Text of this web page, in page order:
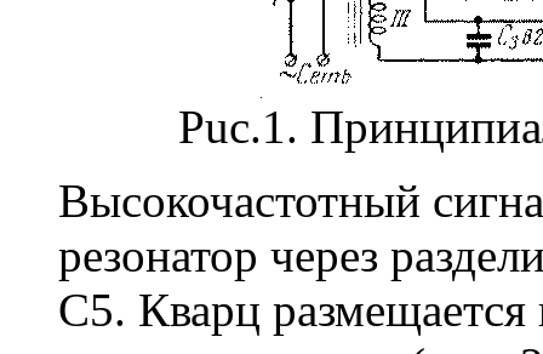
Puc.1.
Высокочастотный
резонатор через
С5. Кварц размещается